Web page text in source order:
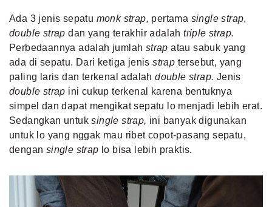
Ada 3 jenis sepatu monk strap, pertama single strap,
double strap dan yang terakhir adalahtriple strap.
Perbedaannya adalah jumlah strap atau sabuk yang
ada di sepatu. Dari ketiga jenisstrap tersebut, yang
paling laris dan terkenal adalahdouble strap. Jenis
double strap ini cukup terkenal karena bentuknya
simpel dan dapat mengikat sepatu lo menjadi lebih erat.
Sedangkan untuksingle strap, ini banyak digunakan
untuk lo yang nggak mau ribet copot-pasang sepatu,
dengan single strap lo bisa lebih praktis.